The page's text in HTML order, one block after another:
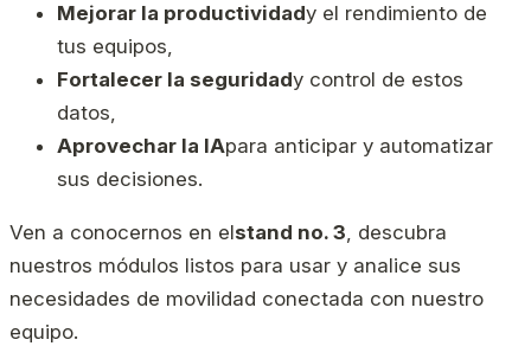
Mejorar la productividady el rendimiento de
tus equipos,
Fortalecer la seguridady control de estos
datos,
Aprovechar la IApara anticipar y automatizar
sus decisiones.
Ven a conocernos en elstand no. 3, descubra
nuestros módulos listos para usar y analice sus
necesidades de movilidad conectada con nuestro
equipo.